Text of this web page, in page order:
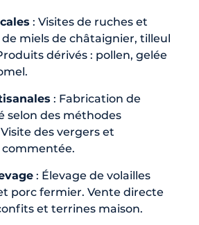
: Visites de ruches et
miels de châtaignier, tilleul
dérivés : pollen, gelée
: Fabrication de
selon des méthodes
des vergers et
: Élevage de volailles
porc fermier. Vente directe
et terrines maison.